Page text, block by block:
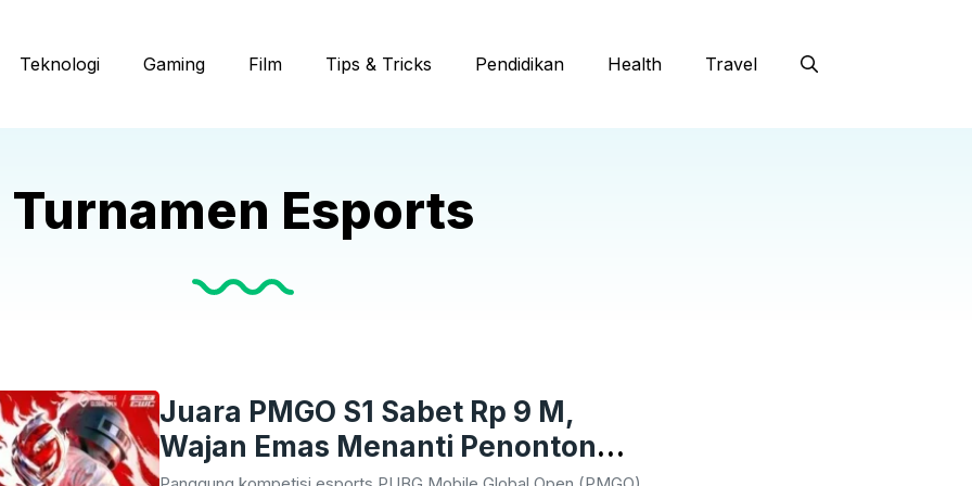
Teknologi Gaming Film Tips & Tricks Pendidikan Health Travel
Turnamen Esports
Juara PMGO S1 Sabet Rp 9 M,
Wajan Emas Menanti Penonton